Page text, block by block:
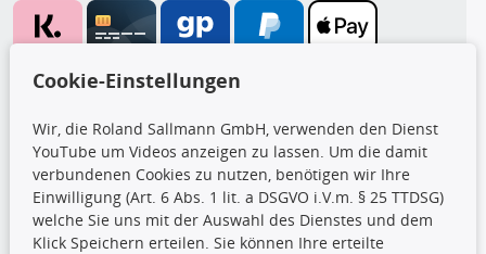
CARAT Gruppe
Cookie-Einstellungen
Wir, die Roland Sallmann GmbH, verwenden den Dienst
YouTube um Videos anzeigen zu lassen. Um die damit
verbundenen Cookies zu nutzen, benötigen wir Ihre
Einwilligung (Art. 6 Abs. 1 lit. a DSGVO i.V.m. § 25 TTDSG)
welche Sie uns mit der Auswahl des Dienstes und dem
Klick Speichern erteilen. Sie können Ihre erteilte